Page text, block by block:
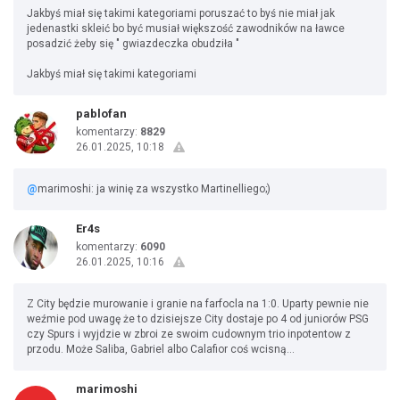
Jakbyś miał się takimi kategoriami poruszać to byś nie miał jak
jedenastki skleić bo być musiał większość zawodników na ławce
posadzić żeby się " gwiazdeczka obudziła "
Jakbyś miał się takimi kategoriami
pablofan
komentarzy: 8829
26.01.2025, 10:18
@marimoshi: ja winię za wszystko Martinelliego;)
Er4s
komentarzy: 6090
26.01.2025, 10:16
Z City będzie murowanie i granie na farfocla na 1:0. Uparty pewnie nie
weźmie pod uwagę że to dzisiejsze City dostaje po 4 od juniorów PSG
czy Spurs i wyjdzie w zbroi ze swoim cudownym trio inpotentow z
przodu. Może Saliba, Gabriel albo Calafior coś wcisną…
marimoshi